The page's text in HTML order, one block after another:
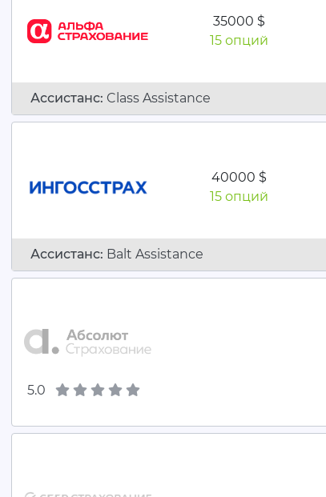
35000 $
15 опций
Ассистанc: Class Assistance
40000 $
15 опций
Ассистанc: Balt Assistance
5.0